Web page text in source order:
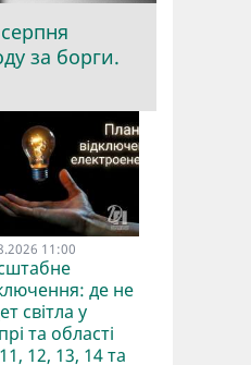
за борги.
11:00
де не
світла у
та області
12, 13, 14 та